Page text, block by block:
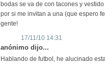
bodas se va de con tacones y
por si me invitan a una (que espero
gente!
17/11/10 14:31
anónimo dijo...
Hablando de futbol, he alucinado